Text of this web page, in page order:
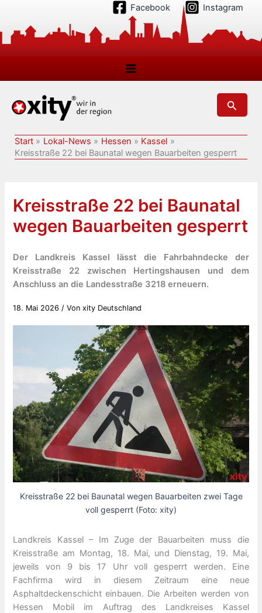
springen
Facebook Instagram
Suchen
Start Lokal-News Hessen
Kassel
Kreisstraße 22 bei Baunatal wegen Bauarbeiten gesperrt
Kreisstraße 22 bei Baunatal
wegen Bauarbeiten gesperrt
Der Landkreis Kassel lässt die Fahrbahndecke der
Kreisstraße 22 zwischen Hertingshausen und dem
Anschluss an die Landesstraße 3218 erneuern.
18. Mai 2026 / Vonxity Deutschland
Kreisstraße 22 bei Baunatal wegen Bauarbeiten zwei Tage
voll gesperrt (Foto: xity)
Landkreis Kassel – Im Zuge der Bauarbeiten muss die
Kreisstraße am Montag, 18. Mai, und Dienstag, 19. Mai,
jeweils von 9 bis 17 Uhr voll gesperrt werden. Eine
Fachfirma wird in diesem Zeitraum eine neue
Asphaltdeckenschicht einbauen. Die Arbeiten werden von
Hessen Mobil im Auftrag des Landkreises Kassel